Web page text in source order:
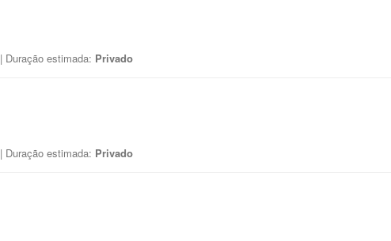
| Duração estimada: Privado
| Duração estimada: Privado